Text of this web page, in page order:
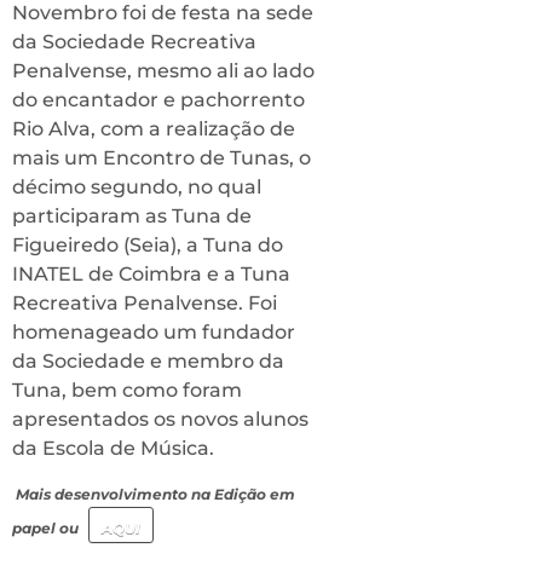
Novembro foi de festa na sede
da Sociedade Recreativa
Penalvense, mesmo ali ao lado
do encantador e pachorrento
Rio Alva, com a realização de
mais um Encontro de Tunas, o
décimo segundo, no qual
participaram as Tuna de
Figueiredo (Seia), a Tuna do
INATEL de Coimbra e a Tuna
Recreativa Penalvense. Foi
homenageado um fundador
da Sociedade e membro da
Tuna, bem como foram
apresentados os novos alunos
da Escola de Música.
Mais desenvolvimento na Edição em
papel ou
AQUI